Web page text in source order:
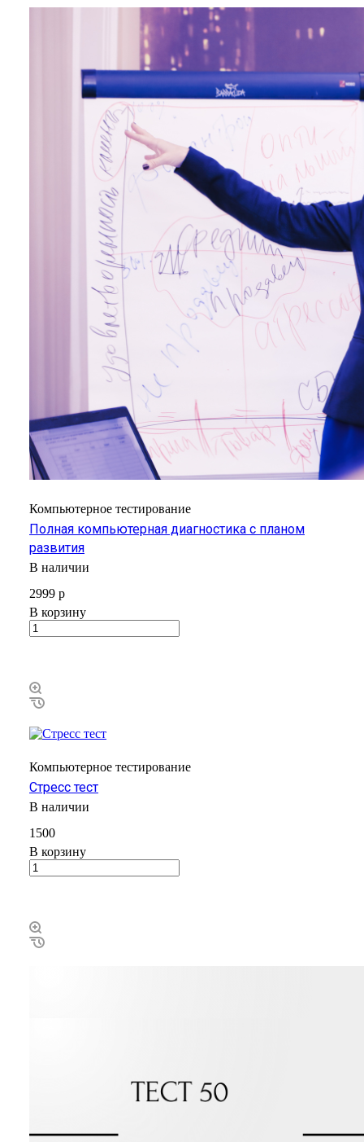
Компьютерное тестирование
Полная компьютерная диагностика с планом
развития
В наличии
2999 р
В корзину
Компьютерное тестирование
Стресс тест
В наличии
1500
В корзину